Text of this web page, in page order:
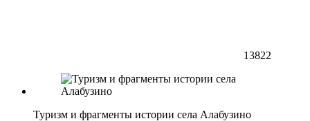
13822
Туризм и фрагменты истории села Алабузино